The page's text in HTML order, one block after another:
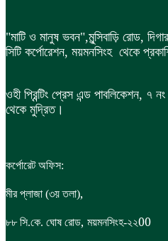
"মাটি ও মানুষ ভবন",মুন্সিবাড়ি রোড,
সিটি কর্পোরেশন, ময়মনসিংহ থেকে
ওহী প্রিন্টিং প্রেস এন্ড পাবলিকেশন, ৭
থেকে মুদ্রিত।
কর্পোরেট অফিস:
মীর প্লাজা (৩য় তলা),
৮৮ সি.কে. ঘোষ রোড, ময়মনসিংহ-২২00